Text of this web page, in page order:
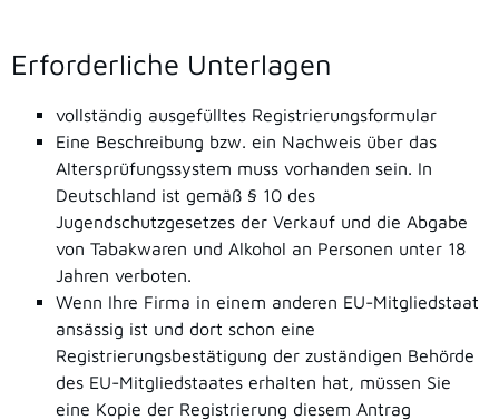
Erforderliche Unterlagen
vollständig ausgefülltes Registrierungsformular
Eine Beschreibung bzw. ein Nachweis über das
Altersprüfungssystem muss vorhanden sein. In
Deutschland ist gemäß § 10 des
Jugendschutzgesetzes der Verkauf und die Abgabe
von Tabakwaren und Alkohol an Personen unter 18
Jahren verboten.
Wenn Ihre Firma in einem anderen EU-Mitgliedstaat
ansässig ist und dort schon eine
Registrierungsbestätigung der zuständigen Behörde
des EU-Mitgliedstaates erhalten hat, müssen Sie
eine Kopie der Registrierung diesem Antrag